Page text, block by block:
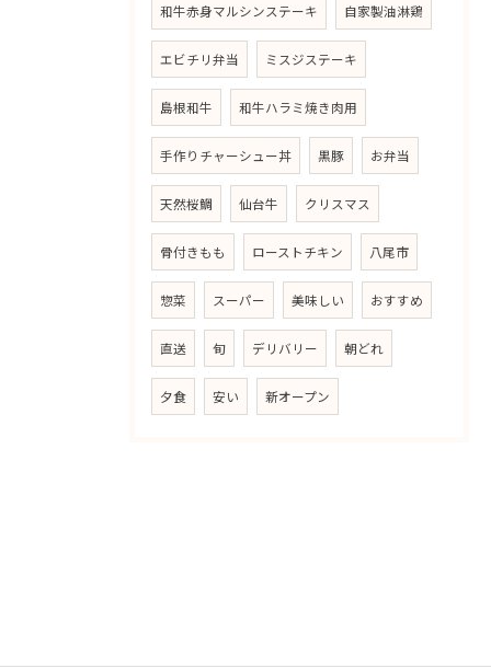
和牛赤身マルシンステーキ 自家製油淋鶏
エビチリ弁当 ミスジステーキ
島根和牛 和牛ハラミ焼き肉用
手作りチャーシュー丼 黒豚 お弁当
天然桜鯛 仙台牛 クリスマス
骨付きもも ローストチキン 八尾市
惣菜 スーパー 美味しい おすすめ
直送 旬 デリバリー 朝どれ
夕食 安い 新オープン